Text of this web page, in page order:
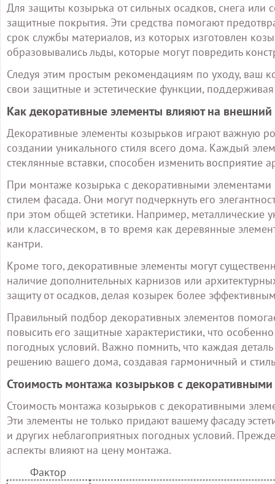
Для защиты козырька от сильных осадков, снега или
защитные покрытия. Эти средства помогают
срок службы материалов, из которых изготовлен
образовывались льды, которые могут повредить
Следуя этим простым рекомендациям по уходу, ваш
свои защитные и эстетические функции,
Как декоративные элементы влияют на
Декоративные элементы козырьков играют важную
создании уникального стиля всего дома. Каждый
стеклянные вставки, способен изменить восприятие
При монтаже козырька с декоративными
стилем фасада. Они могут подчеркнуть его
при этом общей эстетики. Например,
или классическом, в то время как деревянные
кантри.
Кроме того, декоративные элементы могут
наличие дополнительных карнизов или
защиту от осадков, делая козырек более
Правильный подбор декоративных элементов
повысить его защитные характеристики, что
погодных условий. Важно помнить, что каждая
решению вашего дома, создавая гармоничный и
Стоимость монтажа козырьков с
Стоимость монтажа козырьков с декоративными
Эти элементы не только придают вашему фасаду
и других неблагоприятных погодных условий.
аспекты влияют на цену монтажа.
Фактор